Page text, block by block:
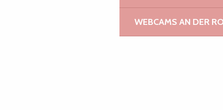
WEBCAMS AN DER
AUDREY